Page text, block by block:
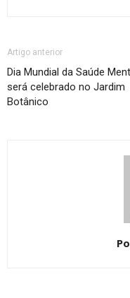
Artigo anterior
Dia Mundial da Saúde
será celebrado no Jardim
Botânico